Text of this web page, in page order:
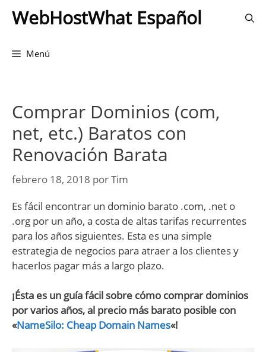
WebHostWhat Español
Menú
Comprar Dominios (com,
net, etc.) Baratos con
Renovación Barata
febrero 18, 2018 porTim
Es fácil encontrar un dominio barato .com, .net o
.org por un año, a costa de altas tarifas recurrentes
para los años siguientes. Esta es una simple
estrategia de negocios para atraer a los clientes y
hacerlos pagar más a largo plazo.
¡Ésta es un guía fácil sobre cómo comprar dominios
por varios años, al precio más barato posible con
«NameSilo: Cheap Domain Names«!